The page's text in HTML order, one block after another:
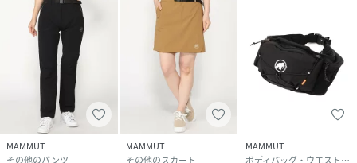
MAMMUT
その他のパンツ
MAMMUT
その他のスカート
MAMMUT
ボディバッグ・ウエストポーチ